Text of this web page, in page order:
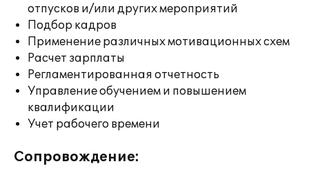
отпусков и/или других мероприятий
Подбор кадров
Применение различных мотивационных схем
Расчет зарплаты
Регламентированная отчетность
Управление обучением и повышением
квалификации
Учет рабочего времени
Сопровождение: